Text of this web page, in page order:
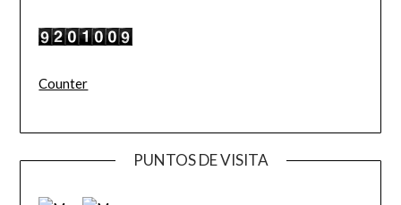
Counter
PUNTOS DE VISITA